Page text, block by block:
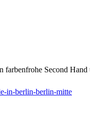
Second
in-berlin-berlin-mitte